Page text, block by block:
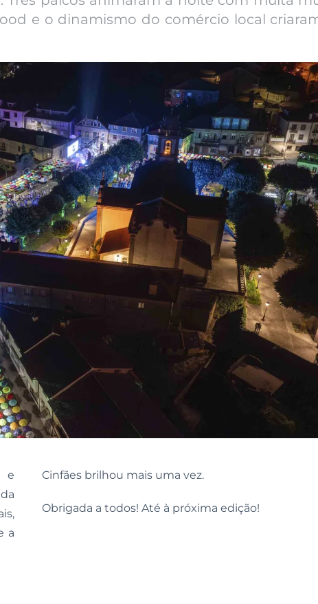
e o dinamismo do comércio local
e
a
Cinfães brilhou mais uma vez.
Obrigada a todos! Até à próxima edição!